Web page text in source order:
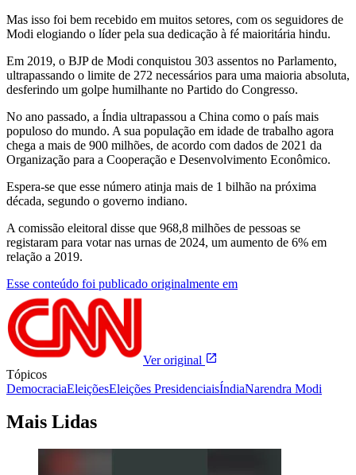
Mas isso foi bem recebido em muitos setores, com os seguidores de
Modi elogiando o líder pela sua dedicação à fé maioritária hindu.
Em 2019, o BJP de Modi conquistou 303 assentos no Parlamento,
ultrapassando o limite de 272 necessários para uma maioria absoluta,
desferindo um golpe humilhante no Partido do Congresso.
No ano passado, a Índia ultrapassou a China como o país mais
populoso do mundo. A sua população em idade de trabalho agora
chega a mais de 900 milhões, de acordo com dados de 2021 da
Organização para a Cooperação e Desenvolvimento Econômico.
Espera-se que esse número atinja mais de 1 bilhão na próxima
década, segundo o governo indiano.
A comissão eleitoral disse que 968,8 milhões de pessoas se
registaram para votar nas urnas de 2024, um aumento de 6% em
relação a 2019.
Esse conteúdo foi publicado originalmente em
Ver original
Tópicos
DemocraciaEleiçõesEleições PresidenciaisÍndiaNarendra Modi
Mais Lidas